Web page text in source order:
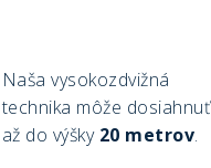
Naša vysokozdvižná
technika môže dosiahnuť
až do výšky 20 metrov.